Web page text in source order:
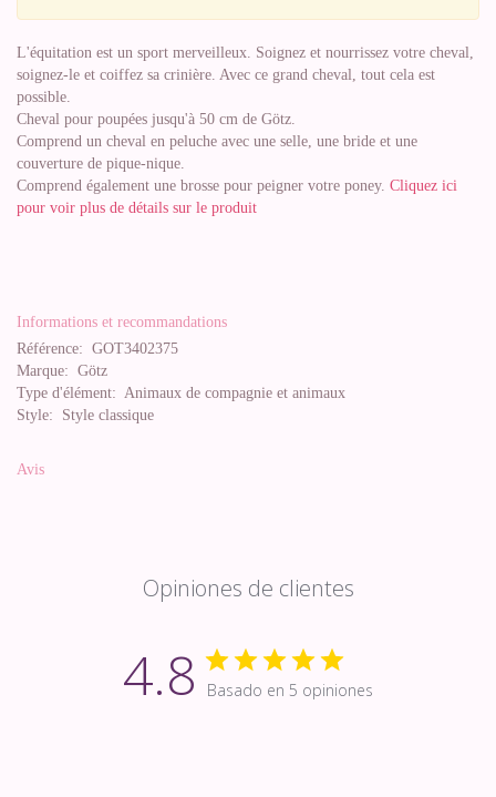
L'équitation est un sport merveilleux. Soignez et nourrissez votre cheval,
soignez-le et coiffez sa crinière. Avec ce grand cheval, tout cela est
possible.
Cheval pour poupées jusqu'à 50 cm de Götz.
Comprend un cheval en peluche avec une selle, une bride et une
couverture de pique-nique.
Comprend également une brosse pour peigner votre poney. Cliquez ici
pour voir plus de détails sur le produit
Informations et recommandations
Référence: GOT3402375
Marque: Götz
Type d'élément: Animaux de compagnie et animaux
Style: Style classique
Avis
Opiniones de clientes
4.8 Basado en 5 opiniones